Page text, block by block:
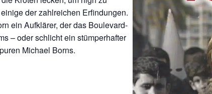
der zahlreichen Erfindungen.
ein Aufklärer, der das Boulevard-
– oder schlicht ein stümperhafter
Michael Borns.